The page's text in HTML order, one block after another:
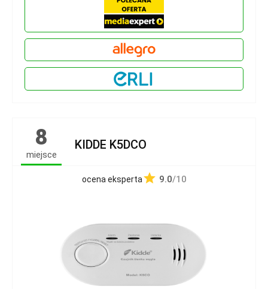
8
miejsce
KIDDE K5DCO
ocena eksperta 9.0/10